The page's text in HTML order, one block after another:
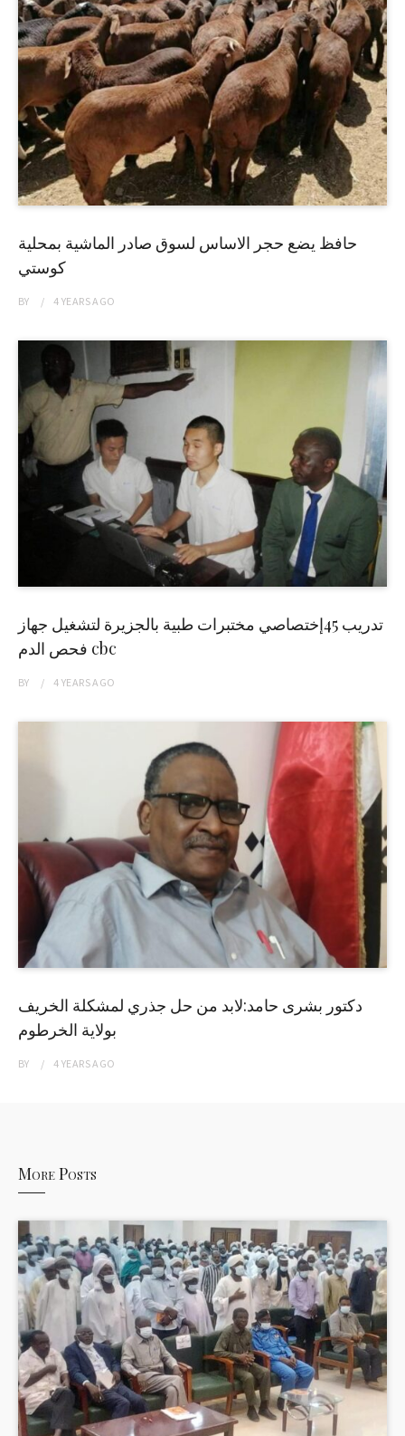
حافظ يضع حجر الاساس لسوق صادر الماشية بمحلية
كوستي
BY 4 YEARSAGO
تدريب 45إختصاصي مختبرات طبية بالجزيرة لتشغيل جهاز
فحص الدم cbc
BY 4 YEARSAGO
دكتور بشرى حامد:لابد من حل جذري لمشكلة الخريف
بولاية الخرطوم
BY 4 YEARSAGO
More Posts